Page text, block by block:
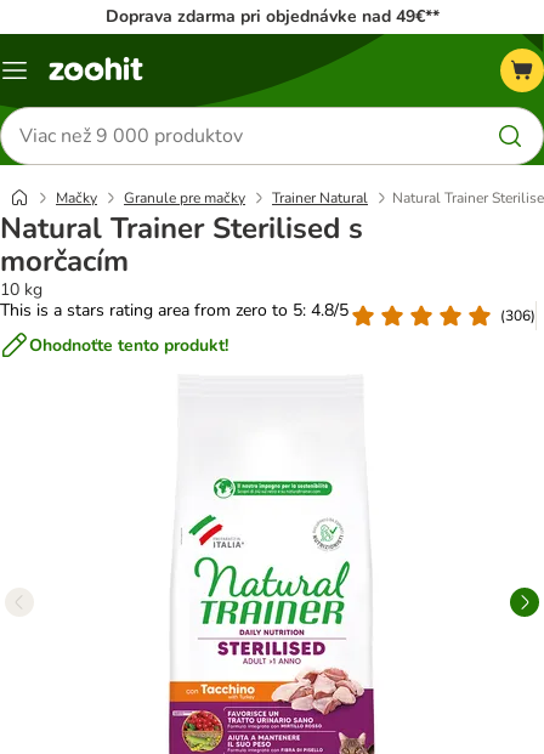
Doprava zdarma pri objednávke nad 49€**
Kategórie
Hľadať
produkty
Mačky Granule pre mačky Trainer Natural Natural Trainer
Natural Trainer Sterilised s
morčacím
10 kg
This is a stars rating area from zero to 5: 4.8/5
(306)
Ohodnoťte tento produkt!